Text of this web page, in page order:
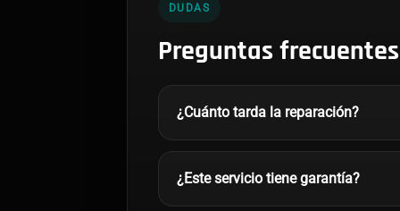
DUDAS
Preguntas frecuentes
¿Cuánto tarda la reparación?
¿Este servicio tiene garantía?